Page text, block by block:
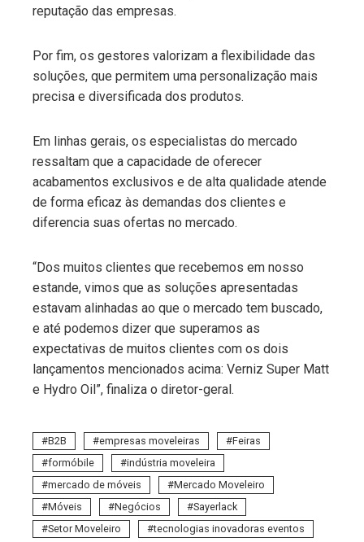
reputação das empresas.
Por fim, os gestores valorizam a flexibilidade das
soluções, que permitem uma personalização mais
precisa e diversificada dos produtos.
Em linhas gerais, os especialistas do mercado
ressaltam que a capacidade de oferecer
acabamentos exclusivos e de alta qualidade atende
de forma eficaz às demandas dos clientes e
diferencia suas ofertas no mercado.
“Dos muitos clientes que recebemos em nosso
estande, vimos que as soluções apresentadas
estavam alinhadas ao que o mercado tem buscado,
e até podemos dizer que superamos as
expectativas de muitos clientes com os dois
lançamentos mencionados acima: Verniz Super Matt
e Hydro Oil”, finaliza o diretor-geral.
B2B empresas moveleiras
Feiras
formóbile
indústria moveleira
mercado de móveis
Mercado Moveleiro
Móveis
Negócios
Sayerlack
Setor Moveleiro
tecnologias inovadoras eventos